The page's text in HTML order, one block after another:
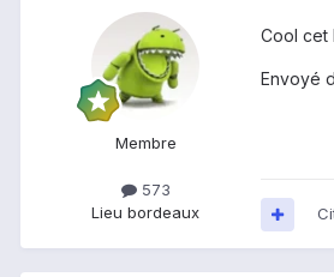
Membre
573
Lieu bordeaux
Cool cet
Envoyé